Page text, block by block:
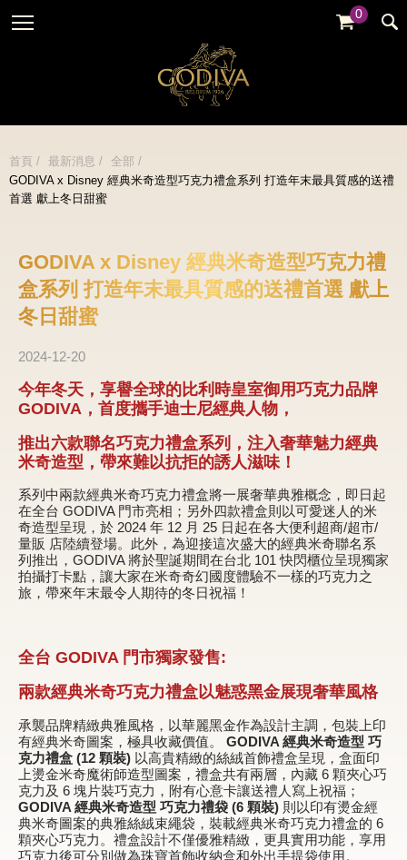
0
全部
全部
金裝禮盒
巧克力珠寶禮盒
新品 / 季節性商品
歡聚系列
百年限定系列
冰享系列
玩具總動員
中秋系列
休閒分享
巧克力餅乾
巧克力磚/巧克力豆
G Cube 松露巧克力
可可粉/咖啡粉
全部
白巧克力
冰淇淋
Cafe
婚禮系列
GODIVA故事
GODIVA大師團隊
首頁 最新消息
全部
GODIVA x Disney 經典米奇造型巧克力禮盒系列 打造年末最具質感的送禮
首選 獻上冬日甜蜜
GODIVA x Disney 經典米奇造型巧克力禮
盒系列 打造年末最具質感的送禮首選 獻上
冬日甜蜜
2024-12-20
今年冬天，享譽全球的比利時皇室御用巧克力品牌
GODIVA，首度攜手迪士尼經典人物，
推出六款聯名巧克力禮盒系列，注入奢華魅力經典
米奇造型，帶來難以抗拒的誘人滋味！
系列中兩款經典米奇巧克力禮盒將一展奢華典雅概念，即日起
在全台 GODIVA 門市亮相；另外四款禮盒則以可愛迷人的米
奇造型呈現，於 2024 年 12 月 25 日起在各大便利超商/超市/
量販 店陸續登場。此外，為迎接這次盛大的經典米奇聯名系
列推出，GODIVA 將於聖誕期間在台北 101 快閃櫃位呈現獨家
拍攝打卡點，讓大家在米奇奇幻國度體驗不一樣的巧克力之
旅，帶來年末最令人期待的冬日祝福！
全台 GODIVA 門市獨家發售:
兩款經典米奇巧克力禮盒以魅惑黑金展現奢華風格
承襲品牌精緻典雅風格，以華麗黑金作為設計主調，包裝上印
有經典米奇圖案，極具收藏價值。 GODIVA 經典米奇造型 巧
克力禮盒 (12 顆裝) 以高貴精緻的絲絨首飾禮盒呈現，盒面印
上燙金米奇魔術師造型圖案，禮盒共有兩層，內藏 6 顆夾心巧
克力及 6 塊片裝巧克力，附有心意卡讓送禮人寫上祝福；
GODIVA 經典米奇造型 巧克力禮袋 (6 顆裝) 則以印有燙金經
典米奇圖案的典雅絲絨束繩袋，裝載經典米奇巧克力禮盒的 6
顆夾心巧克力。禮盒設計不僅優雅精緻，更具實用功能，享用
巧克力後可分別做為珠寶首飾收納盒和外出手提袋使用。